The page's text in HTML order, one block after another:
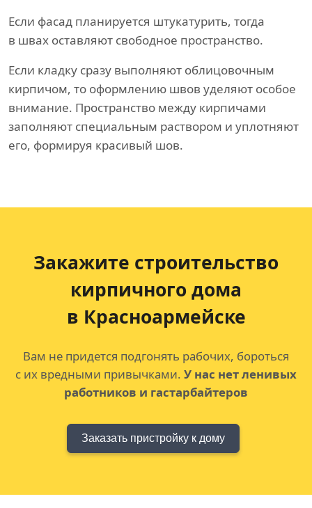
Если фасад планируется штукатурить, тогда
в швах оставляют свободное пространство.
Если кладку сразу выполняют облицовочным
кирпичом, то оформлению швов уделяют особое
внимание. Пространство между кирпичами
заполняют специальным раствором и уплотняют
его, формируя красивый шов.
Закажите строительство
кирпичного дома
в Красноармейске
Вам не придется подгонять рабочих, бороться
с их вредными привычками. У нас нет ленивых
работников и гастарбайтеров
Заказать пристройку к дому